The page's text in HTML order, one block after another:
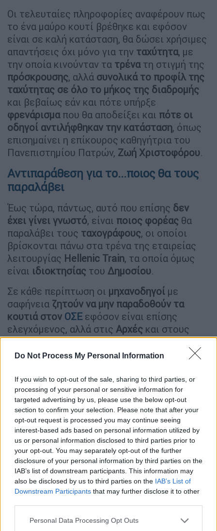
Do Not Process My Personal Information
If you wish to opt-out of the sale, sharing to third parties, or
processing of your personal or sensitive information for
targeted advertising by us, please use the below opt-out
section to confirm your selection. Please note that after your
opt-out request is processed you may continue seeing
interest-based ads based on personal information utilized by
us or personal information disclosed to third parties prior to
your opt-out. You may separately opt-out of the further
disclosure of your personal information by third parties on the
IAB’s list of downstream participants. This information may
also be disclosed by us to third parties on the IAB’s List of
Downstream Participants that may further disclose it to other
Please note that this website/app uses one or more Google
Personal Data Processing Opt Outs
Οι τελευταίες πληροφορίες αναφέρουν πως
το ένα μαύρο κουτί βρέθηκε και εφόσον
είναι σε καλή κατάσταση, θα δώσει χρήσιμες
απαντήσεις όχι μόνο για την ταχύτητα, με
την οποία κινούνταν τα τρένατη στιγμή της
πρόσκρουσης, αλλά συνολικά το προφίλ της
ταχύτητας σε όλο το μήκος της διαδρομής
και βεβαίως εάν και πότε υπήρξε
φρενάρισμαπου θα αποδείξει και πότε οι
οδηγοί αντιλήφθηκαν την κατάσταση, όπως
επισημαίνει η επίκουρος καθηγήτρια του
Πανεπιστημίου Πατρών, Ζωή Χριστοφόρου.
Αντιπαράθεση για το...ποιος θα τους
παραλάβει
Έως τώρα, πάντως, αυτό που επίσης δεν
έχει γίνει γνωστό, είναι ποιος φορέας θα
παραλάβει τους ταχογράφους, οι οποίοι
βρίσκονται πάνω στα τρένα της εταιρείας
λειτουργίας Hellenic Train, τα οποία όμως
είναι ιδιοκτησίας του Δημοσίου.
Σε κάθε περίπτωση οι μηχανοδηγοί με
σαφήνεια ζητούν να μην παραδοθούν τα
κουτιά στον ΟΣΕ εφόσον είναι επίσης
ελεγχόμενος, αλλά στις Αρχές και στους
εμπειρογνώμονες.
Ο πρόεδρος της Πανελλήνιας Ένωσης
Προσωπικού Ελξης (ΠΕΠΕ),
Κώστας
Γενιδούνιας, μάλιστα καταγγέλλει ότι σε
παλαιότεροπεριστατικό εκτροχιασμού στο
Βόλο το 2022επιχειρήθηκεη ενοχοποίηση
μηχανοδηγού. Τότε η ΠΕΠΕ είχε υποβάλει
μηνυτήριααναφορά για το ζήτημα καθώς
«υπήρχαν ενδείξεις ότι τοποθετήθηκε
υπόδειγμα σε ένα φύλλο πορείας
προκειμένου να ενοχοποιηθεί ο
μηχανοδηγός ότι έπρεπε να είχε μειώσει
έλεγε ότι δε δόθηκε ποτέ υπόδειγμα».